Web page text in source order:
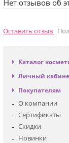
Нет отзывов об
Оставить отзыв
Каталог
Антивозрастная
Декоративная
Для глаз
Для тела
Личный
Вход
Регистрация
Покупателям
О компании
Сертификаты
Скидки
Новинки